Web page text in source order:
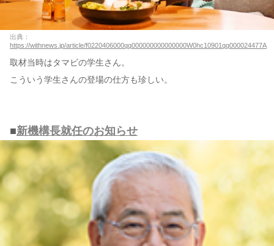
出典：
https://withnews.jp/article/f0220406000qq000000000000000W0hc10901qq000024477A
取材当時はタマビの学生さん。
こういう学生さんの登場の仕方も珍しい。
■新機構長就任のお知らせ